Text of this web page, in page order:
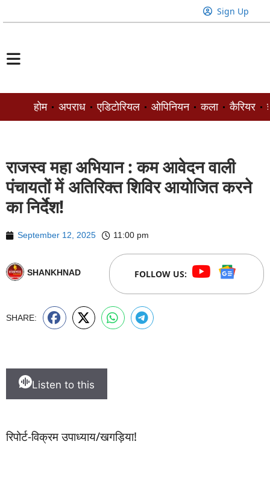
Sign Up
होम अपराध एडिटोरियल ओपिनियन कला कैरियर
राजस्व महा अभियान : कम आवेदन वाली
पंचायतों में अतिरिक्त शिविर आयोजित करने
का निर्देश!
September 12, 2025 11:00 pm
SHANKHNAD FOLLOW US:
SHARE:
Listen to this
रिपोर्ट-विक्रम उपाध्याय/खगड़िया!